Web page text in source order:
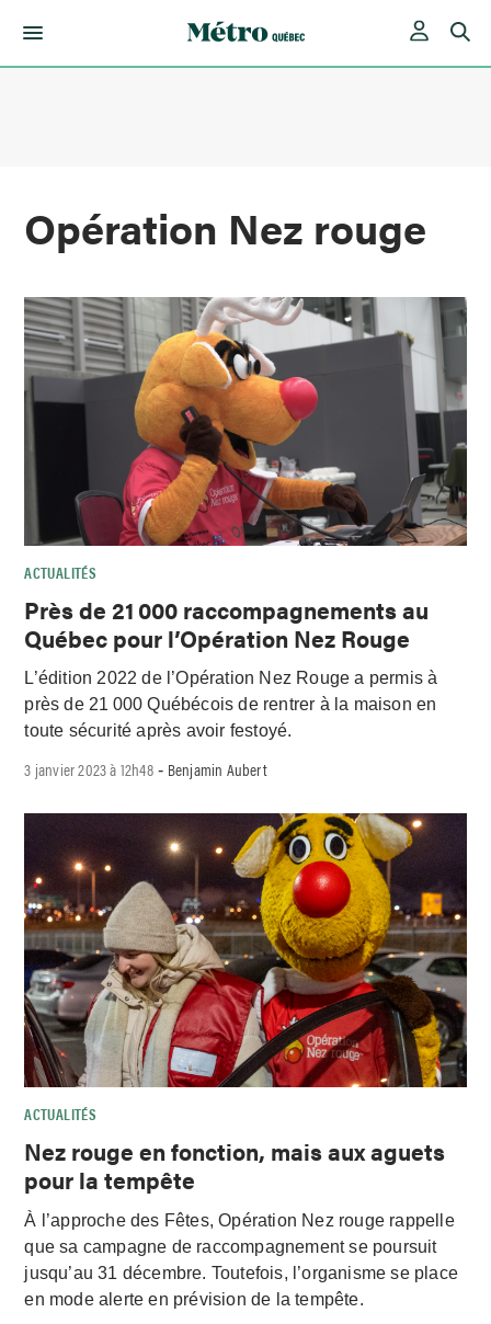
Opération Nez rouge
ACTUALITÉS
Près de 21 000 raccompagnements au
Québec pour l’Opération Nez Rouge
L’édition 2022 de l’Opération Nez Rouge a permis à
près de 21 000 Québécois de rentrer à la maison en
toute sécurité après avoir festoyé.
3 janvier 2023 à 12h48- Benjamin Aubert
ACTUALITÉS
Nez rouge en fonction, mais aux aguets
pour la tempête
À l’approche des Fêtes, Opération Nez rouge rappelle
que sa campagne de raccompagnement se poursuit
jusqu’au 31 décembre. Toutefois, l’organisme se place
en mode alerte en prévision de la tempête.